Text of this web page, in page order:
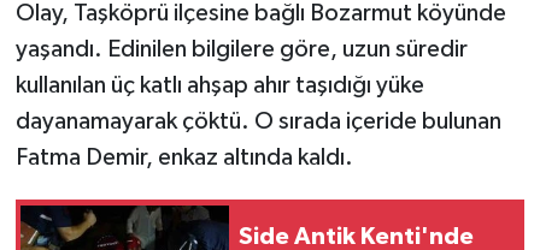
Olay, Taşköprü ilçesine bağlı Bozarmut köyünde
yaşandı. Edinilen bilgilere göre, uzun süredir
kullanılan üç katlı ahşap ahır taşıdığı yüke
dayanamayarak çöktü. O sırada içeride bulunan
Fatma Demir, enkaz altında kaldı.
Side Antik Kenti'nde